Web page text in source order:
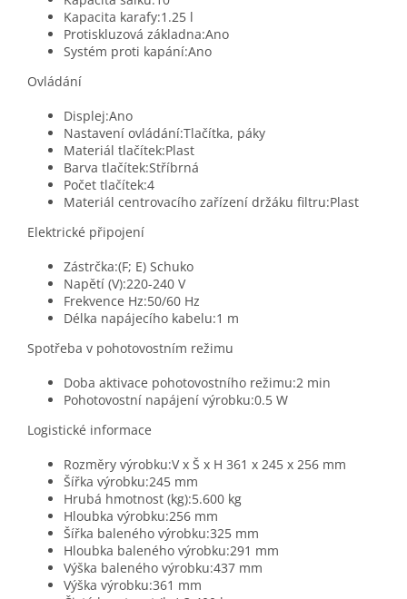
Kapacita karafy:1.25 l
Protiskluzová základna:Ano
Systém proti kapání:Ano
Ovládání
Displej:Ano
Nastavení ovládání:Tlačítka, páky
Materiál tlačítek:Plast
Barva tlačítek:Stříbrná
Počet tlačítek:4
Materiál centrovacího zařízení držáku filtru:Plast
Elektrické připojení
Zástrčka:(F; E) Schuko
Napětí (V):220-240 V
Frekvence Hz:50/60 Hz
Délka napájecího kabelu:1 m
Spotřeba v pohotovostním režimu
Doba aktivace pohotovostního režimu:2 min
Pohotovostní napájení výrobku:0.5 W
Logistické informace
Rozměry výrobku:V x Š x H 361 x 245 x 256 mm
Šířka výrobku:245 mm
Hrubá hmotnost (kg):5.600 kg
Hloubka výrobku:256 mm
Šířka baleného výrobku:325 mm
Hloubka baleného výrobku:291 mm
Výška baleného výrobku:437 mm
Výška výrobku:361 mm